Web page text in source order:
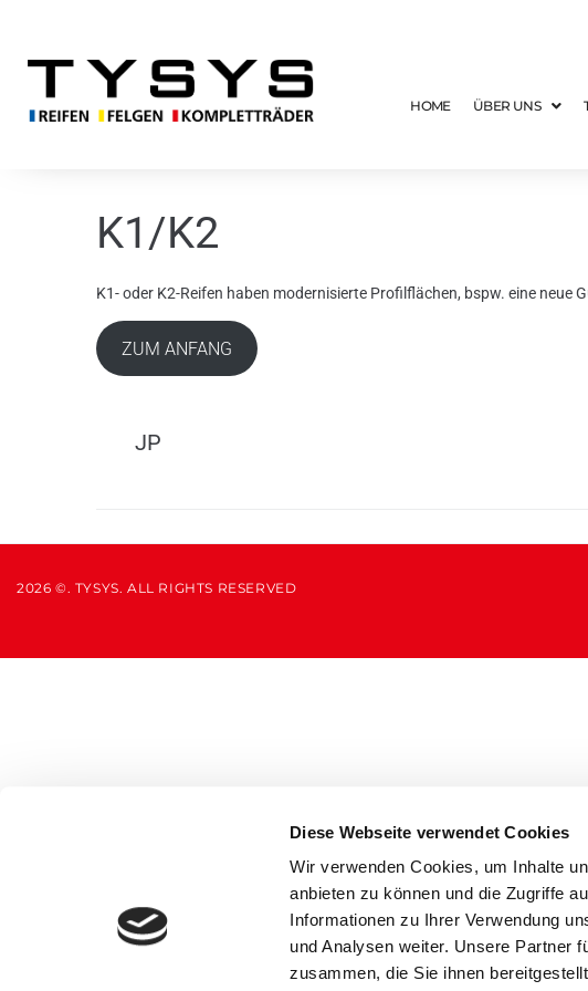
Diese Webseite verwendet Cookies
Wir verwenden Cookies, um Inhalte
anbieten zu können und die Zugriffe
Informationen zu Ihrer Verwendung
und Analysen weiter. Unsere Partner
zusammen, die Sie ihnen
HOME ÜBER UNS
K1/K2
K1- oder K2-Reifen haben modernisierte Profilflächen, bspw. eine
ZUM ANFANG
JP
2026 ©. TYSYS. ALL RIGHTS RESERVED